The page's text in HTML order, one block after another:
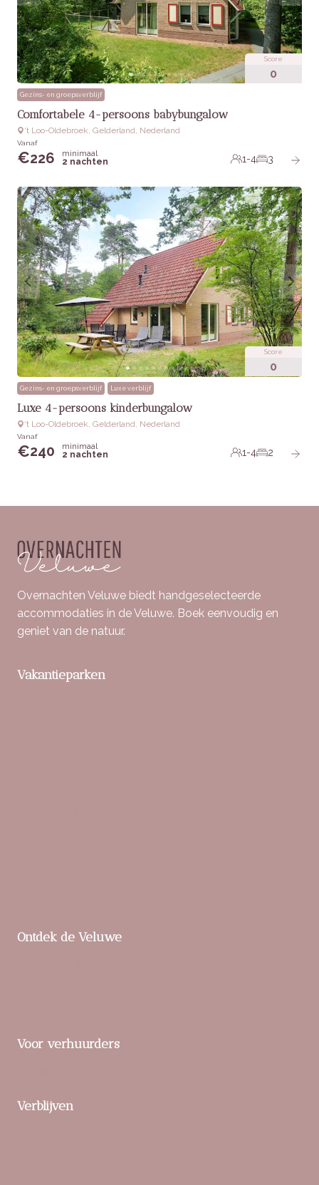
Score
0
Gezins- en groepsverblijf
Comfortabele 4-persoons babybungalow
‘t Loo-Oldebroek, Gelderland, Nederland
Vanaf
€226
minimaal
2 nachten
1-4 3
Score
0
Gezins- en groepsverblijf Luxe verblijf
Luxe 4-persoons kinderbungalow
‘t Loo-Oldebroek, Gelderland, Nederland
Vanaf
€240
minimaal
2 nachten
1-4 2
Overnachten Veluwe biedt handgeselecteerde
accommodaties in de Veluwe. Boek eenvoudig en
geniet van de natuur.
Vakantieparken
Ontdek de Veluwe
Voor verhuurders
Verblijven